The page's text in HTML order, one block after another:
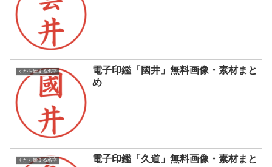
くから始まる名字
電子印鑑「國井」無料画像・素材まと
め
くから始まる名字
電子印鑑「久道」無料画像・素材まと